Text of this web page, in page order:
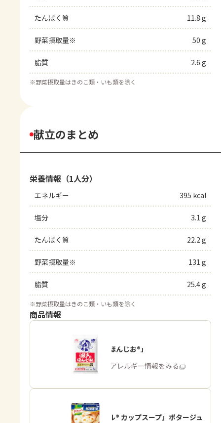
たんぱく質 11.8 g
野菜摂取量※ 50 g
脂質 2.6 g
※野菜摂取量はきのこ類・いも類を除く
献立のまとめ
栄養情報（1人分）
エネルギー 395 kcal
塩分 3.1 g
たんぱく質 22.2 g
野菜摂取量※ 131 g
脂質 25.4 g
※野菜摂取量はきのこ類・いも類を除く
商品情報
「瀬戸のほんじお®」
商品・アレルギー情報をみる
「クノール® カップスープ」ポタージュ